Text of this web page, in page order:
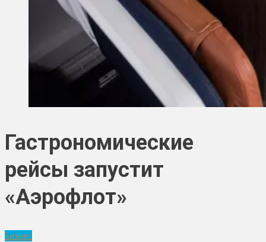
Гастрономические
рейсы запустит
«Аэрофлот»
Бизнес